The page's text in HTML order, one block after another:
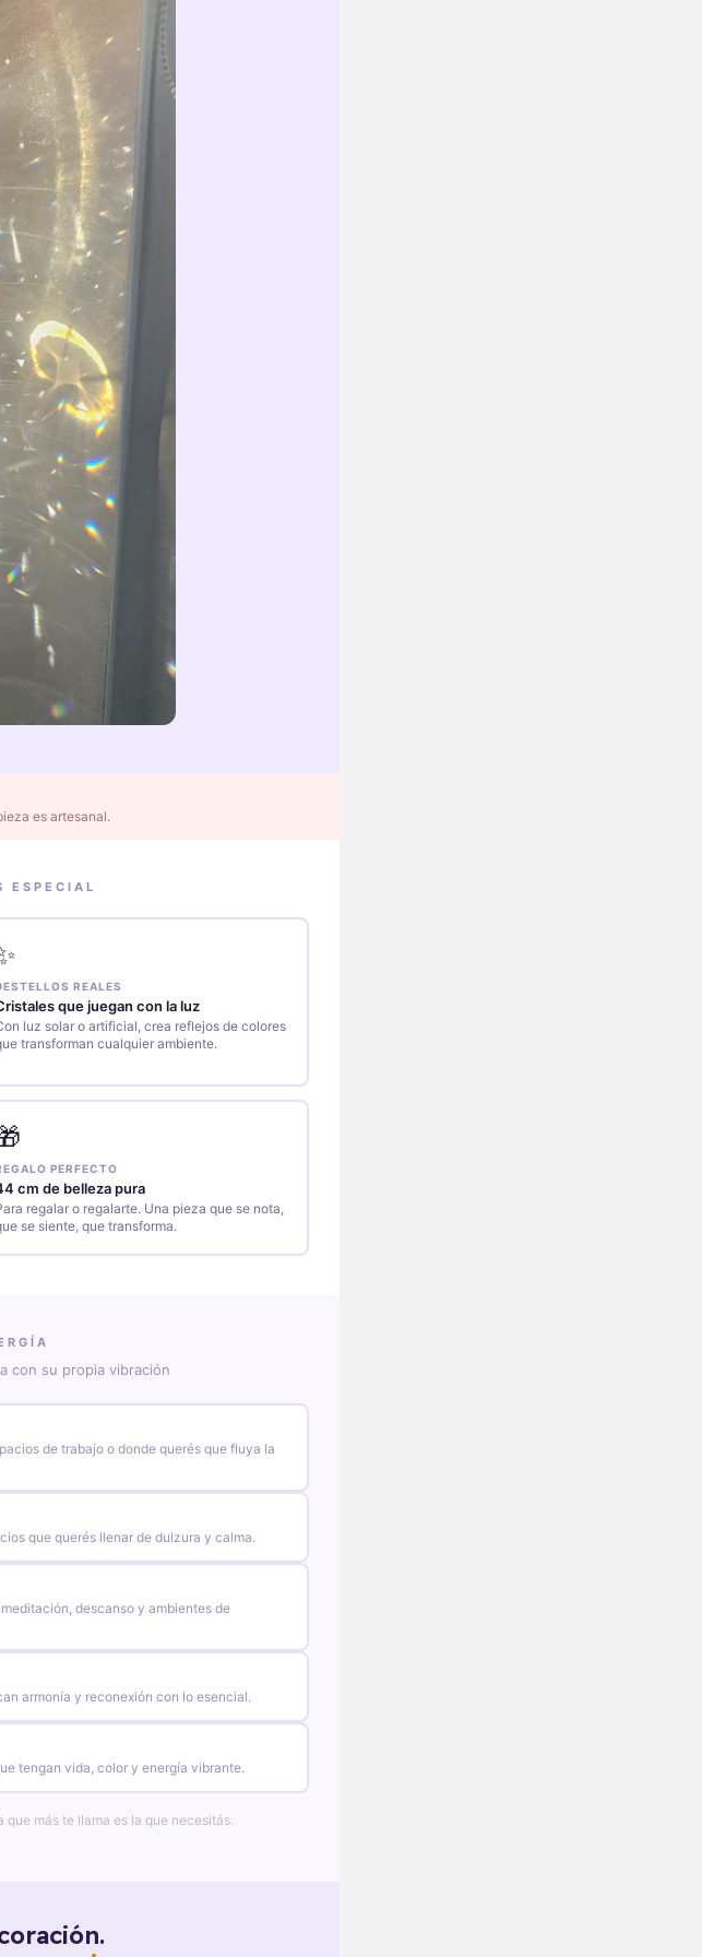
es artesanal.
ESPECIAL
REALES
que juegan con la luz
luz solar o artificial, crea reflejos de colores
transforman cualquier ambiente.
PERFECTO
cm de belleza pura
regalar o regalarte. Una pieza que se nota,
se siente, que transforma.
con su propia vibración
de trabajo o donde querés que fluya la
que querés llenar de dulzura y calma.
descanso y ambientes de
armonía y reconexión con lo esencial.
tengan vida, color y energía vibrante.
más te llama es la que necesitás.